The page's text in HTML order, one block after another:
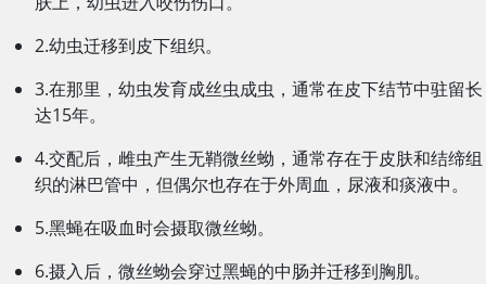
2.幼虫迁移到皮下组织。
3.在那里，幼虫发育成丝虫成虫，通常在皮下结节中驻留长
达15年。
4.交配后，雌虫产生无鞘微丝蚴，通常存在于皮肤和结缔组
织的淋巴管中，但偶尔也存在于外周血，尿液和痰液中。
5.黑蝇在吸血时会摄取微丝蚴。
6.摄入后，微丝蚴会穿过黑蝇的中肠并迁移到胸肌。